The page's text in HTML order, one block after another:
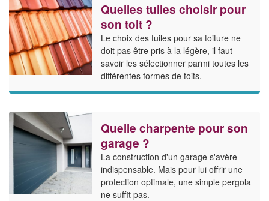
Quelles tuiles choisir pour
son toit ?
Le choix des tuiles pour sa toiture ne
doit pas être pris à la légère, il faut
savoir les sélectionner parmi toutes les
différentes formes de toits.
Quelle charpente pour son
garage ?
La construction d'un garage s'avère
indispensable. Mais pour lui offrir une
protection optimale, une simple pergola
ne suffit pas.